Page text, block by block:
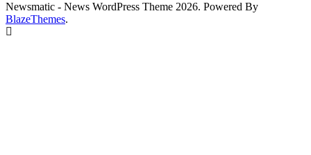
Newsmatic - News WordPress Theme 2026. Powered By
BlazeThemes.